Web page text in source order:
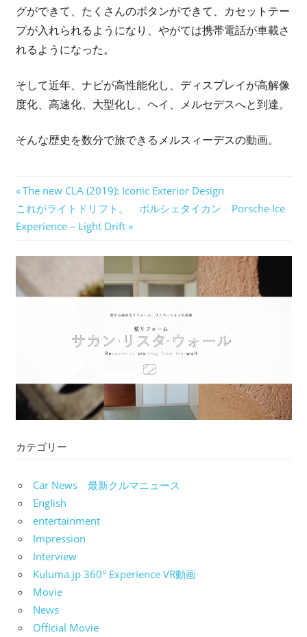
グができて、たくさんのボタンができて、カセットテー
プが入れられるようになり、やがては携帯電話が車載さ
れるようになった。
そして近年、ナビが高性能化し、ディスプレイが高解像
度化、高速化、大型化し、ヘイ、メルセデスへと到達。
そんな歴史を数分で旅できるメルスィーデスの動画。
投
稿
ビ
ゲ
ョ
ン
前
の
記
The new CLA (2019): Iconic Exterior Design
次
の
これがライトドリフト。 ポルシェタイカン Porsche Ice
Experience – Light Drift
カテゴリー
Car News 最新クルマニュース
English
entertainment
Impression
Interview
Kuluma.jp 360° Experience VR動画
Movie
News
Official Movie